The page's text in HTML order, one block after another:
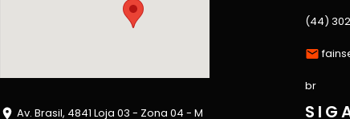
Av. Brasil, 4841 Loja 03 - Zona 04 - M
(44)
br